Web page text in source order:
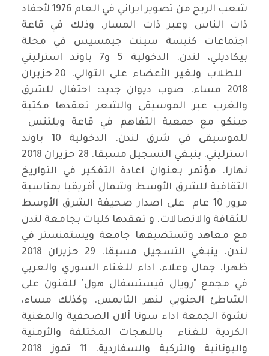
شعب الريح من تصوير ايراني في العام 1976 لأحفاد
ذات الناس وعبر ذات المسار. وذلك في قاعة
اجتماعات كنيسة سينت جيمسيس في محلة
بيكاديلي، لندن. الدخولية 5 و7 باوند استرليني
للطلاب ولغير الأعضاء على التوالي. 20 حزيران
2018 مساء. صوب ديوان جديد: احتفال للشرق
والغرب عبر الموسيقى والشعر تعقدها مكتبة
جينكو مع جمعية التفاهم في قاعة ويلتنس
للموسيقى في شرق لندن. الدخولية 10 باوند
استرليني. ينبغي التسجيل مسبقا. 28 حزيران 2018
نهارا. مؤتمر بعنوان اعادة التفكير في التواريخ
الثقافية للشرق الأوسط وشمال أفريقيا بمناسبة
مرور 10 عام على اصدار صحيفة الشرق الأوسط
للثقافة والاتصالات. و تعقدها كليات بجامعة لندن
مع معاهد وتستضيفها جامعة ويستمنستر في
لندن. ينبغي التسجيل مسبقا. 29 حزيران 2018
ظهرا. جمال وعلاء، اداء للغناء السوري والعربي
في مجمع "رويال فيستسفال هول" للفنون على
الشاطئ الجنوبي لنهر التايمس. وكذلك مساء،
نشوة الجمعة اداء سونا آلان الصحفية والمغنية
الكردية للغناء باللهجات المختلفة والأرمنية
واليونانية والتركية والسفاردية. 11 تموز 2018